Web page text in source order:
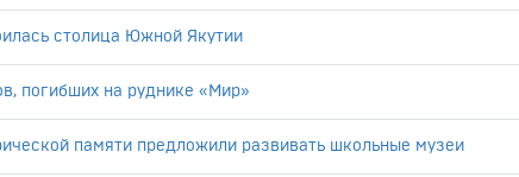
столица Южной Якутии
погибших на руднике «Мир»
памяти предложили развивать школьные музеи